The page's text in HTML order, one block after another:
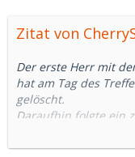
Man muss also
kommt.
Zitat von
Der erste Herr mit
hat am Tag des
gelöscht.
Daraufhin folgte ein
ausgemachten
Nach 20 Minuten bin